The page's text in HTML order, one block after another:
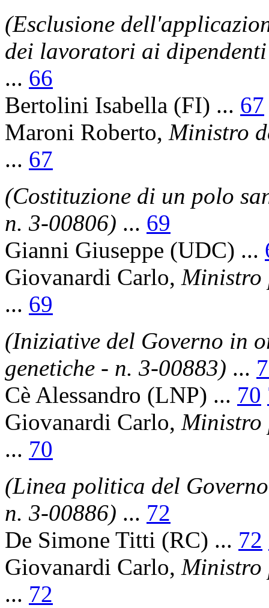
(Esclusione
dei lavoratori ai
... 66
Bertolini Isabella (FI) ... 67
Maroni Roberto, Ministro
... 67
(Costituzione di un polo
n. 3-00806) ... 69
Gianni Giuseppe (UDC) ...
Giovanardi Carlo, Ministro
... 69
(Iniziative del Governo in
genetiche - n. 3-00883) ...
Cè Alessandro (LNP) ... 70
Giovanardi Carlo, Ministro
... 70
(Linea politica del
n. 3-00886) ... 72
De Simone Titti (RC) ... 72
Giovanardi Carlo, Ministro
... 72